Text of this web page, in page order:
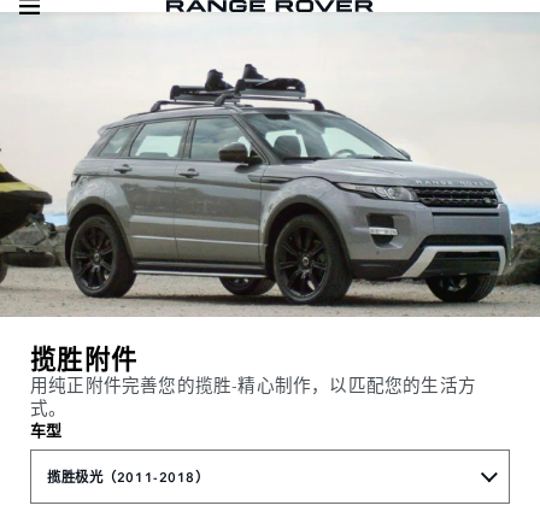
揽胜附件
用纯正附件完善您的揽胜-精心制作，以匹配您的生活方
式。
车型
揽胜极光（2011-2018）